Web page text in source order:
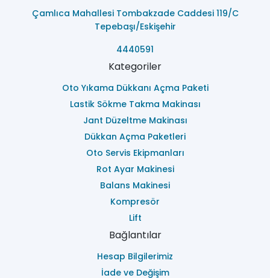
Çamlıca Mahallesi Tombakzade Caddesi 119/C
Tepebaşı/Eskişehir
4440591
Kategoriler
Oto Yıkama Dükkanı Açma Paketi
Lastik Sökme Takma Makinası
Jant Düzeltme Makinası
Dükkan Açma Paketleri
Oto Servis Ekipmanları
Rot Ayar Makinesi
Balans Makinesi
Kompresör
Lift
Bağlantılar
Hesap Bilgilerimiz
İade ve Değişim